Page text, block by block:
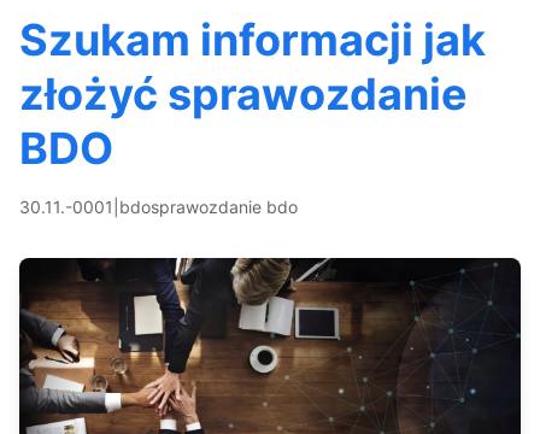
Szukam informacji jak
złożyć sprawozdanie
BDO
30.11.-0001 bdosprawozdanie bdo